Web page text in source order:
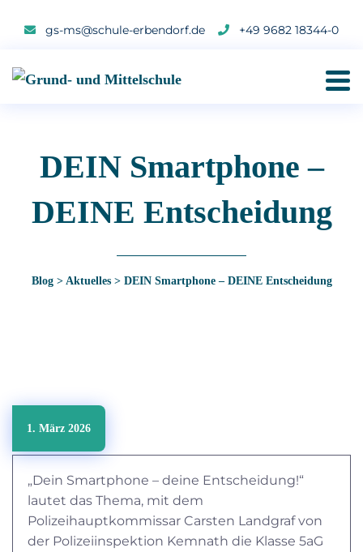
gs-ms@schule-erbendorf.de +49 9682 18344-0
DEIN Smartphone –
DEINE Entscheidung
Blog> Aktuelles> DEIN Smartphone – DEINE Entscheidung
1. März 2026
AKTUELLES
„Dein Smartphone – deine Entscheidung!“
lautet das Thema, mit dem
Polizeihauptkommissar Carsten Landgraf von
der Polizeiinspektion Kemnath die Klasse 5aG